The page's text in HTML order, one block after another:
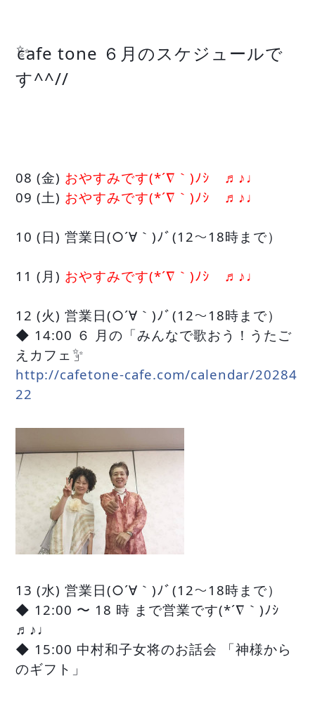
✨
cafe tone ６月のスケジュールで
す^^//
08 (金) おやすみです(*´∇｀)ﾉｼ ♬♪♩
09 (土) おやすみです(*´∇｀)ﾉｼ ♬♪♩
10 (日) 営業日(○´∀｀)ﾉﾞ(12〜18時まで）
11 (月) おやすみです(*´∇｀)ﾉｼ ♬♪♩
12 (火) 営業日(○´∀｀)ﾉﾞ(12〜18時まで）
◆ 14:00 ６ 月の「みんなで歌おう！うたご
えカフェ ✨
」
http://cafetone-cafe.com/calendar/20284
22
13 (水) 営業日(○´∀｀)ﾉﾞ(12〜18時まで）
◆ 12:00 〜 18 時 まで営業です(*´∇｀)ﾉｼ
♬♪♩
◆ 15:00 中村和子女将のお話会 「神様から
のギフト」